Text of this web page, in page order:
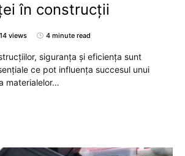
în construcții
views 4 minute read
siguranța și eficiența sunt
ce pot influența succesul unui
materialelor…